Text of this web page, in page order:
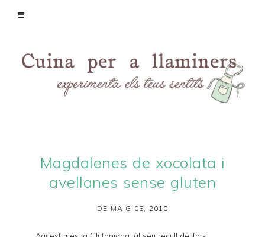
Magdalenes de xocolata i
avellanes sense gluten
DE MAIG 05, 2010